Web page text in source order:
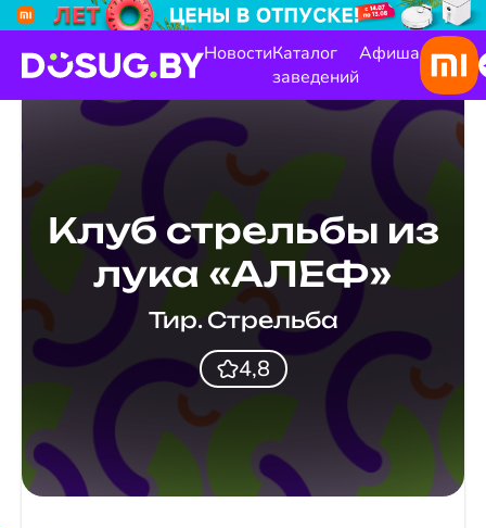
НовостиКаталог
заведений
Афиша
Клуб стрельбы из
лука «АЛЕФ»
Тир. Стрельба
4,8